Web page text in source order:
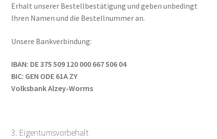
Erhalt unserer Bestellbestätigung und geben unbedingt
Ihren Namen und die Bestellnummer an.
Unsere Bankverbindung:
IBAN: DE 375 509 120 000 667 506 04
BIC: GEN ODE 61A ZY
Volksbank Alzey-Worms
3. Eigentumsvorbehalt